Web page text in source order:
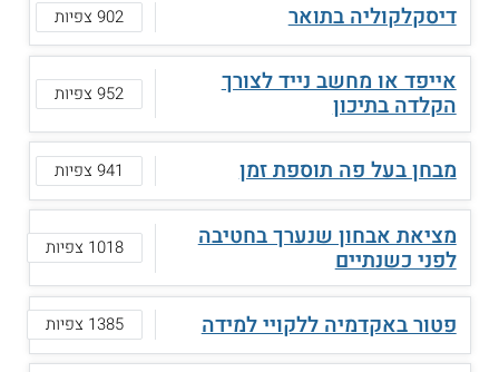
דיסקלקוליה בתואר 902 צפיות
אייפד או מחשב נייד לצורך
הקלדה בתיכון 952 צפיות
מבחן בעל פה תוספת זמן 941 צפיות
מציאת אבחון שנערך בחטיבה
לפני כשנתיים 1018 צפיות
פטור באקדמיה ללקויי למידה 1385 צפיות